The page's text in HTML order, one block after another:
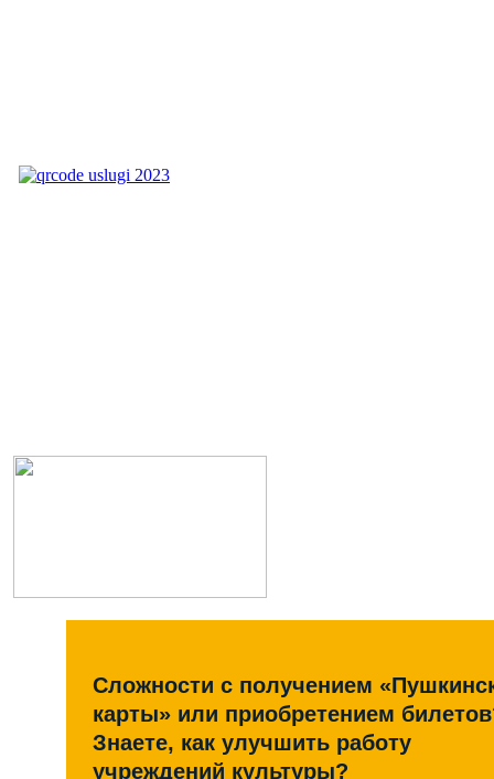
Сложности с получением
карты» или приобретением
Знаете, как улучшить работу
учреждений культуры?